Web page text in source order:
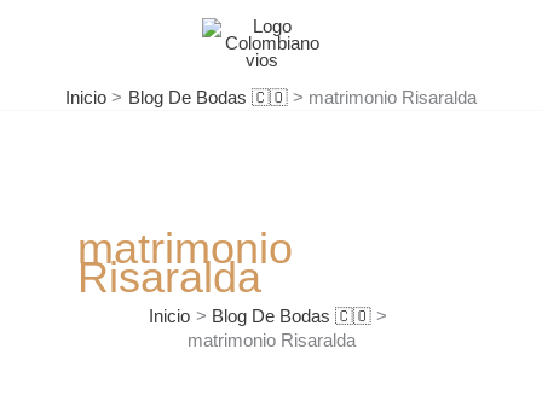
Inicio
Blog De Bodas 🇨🇴 matrimonio Risaralda
matrimonio
Risaralda
Inicio
Blog De Bodas 🇨🇴
matrimonio Risaralda